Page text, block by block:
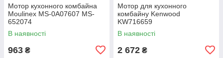
Мотор кухонного комбайна
Moulinex MS-0A07607 MS-
652074
В наявності
963 ₴
Мотор для кухонного
комбайну Kenwood
KW716659
В наявності
2 672 ₴